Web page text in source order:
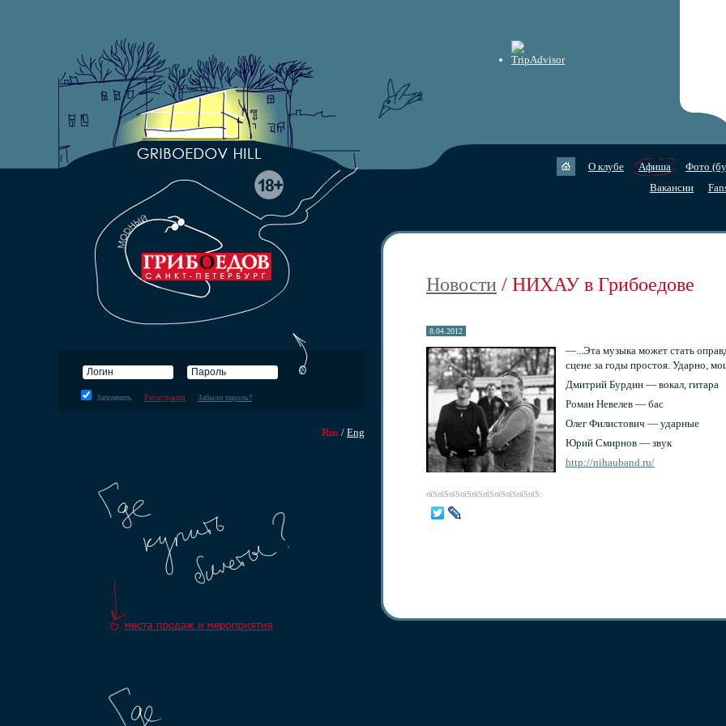
О клубе Афиша Фото
Вакансии
Запомнить Регистрация Забыли пароль?
Rus / Eng
Новости / НИХАУ в Грибоедове
8.04.2012
—...Эта музыка может стать
сцене за годы простоя. Ударно,
Дмитрий Бурдин — вокал, гитара
Роман Невелев — бас
Олег Филистович — ударные
Юрий Смирнов — звук
http://nihauband.ru/
пїЅпїЅпїЅпїЅпїЅпїЅпїЅпїЅпїЅпїЅ: